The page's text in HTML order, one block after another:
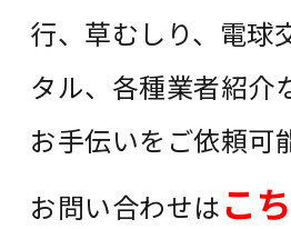
行、草むしり、電球
タル、各種業者紹介
お手伝いをご依頼可
お問い合わせはこ